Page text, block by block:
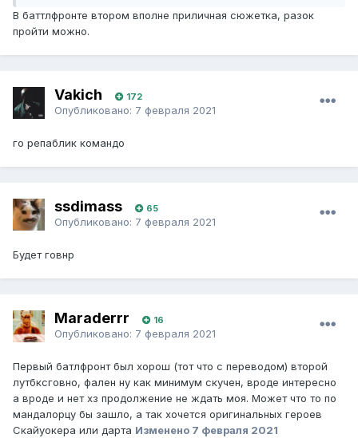
В баттлфронте втором вполне приличная сюжетка, разок
пройти можно.
Vakich 172
Опубликовано: 7 февраля 2021
го репаблик командо
ssdimass 65
Опубликовано: 7 февраля 2021
Будет говнр
Maraderrr 16
Опубликовано: 7 февраля 2021
Первый батлфронт был хорош (тот что с переводом) второй
лутбксговно, фален ну как минимум скучен, вроде интересно
а вроде и нет хз продолжение не ждать моя. Может что то по
мандалорцу бы зашло, а так хочется оригинальных героев
Скайуокера или дарта Изменено 7 февраля 2021